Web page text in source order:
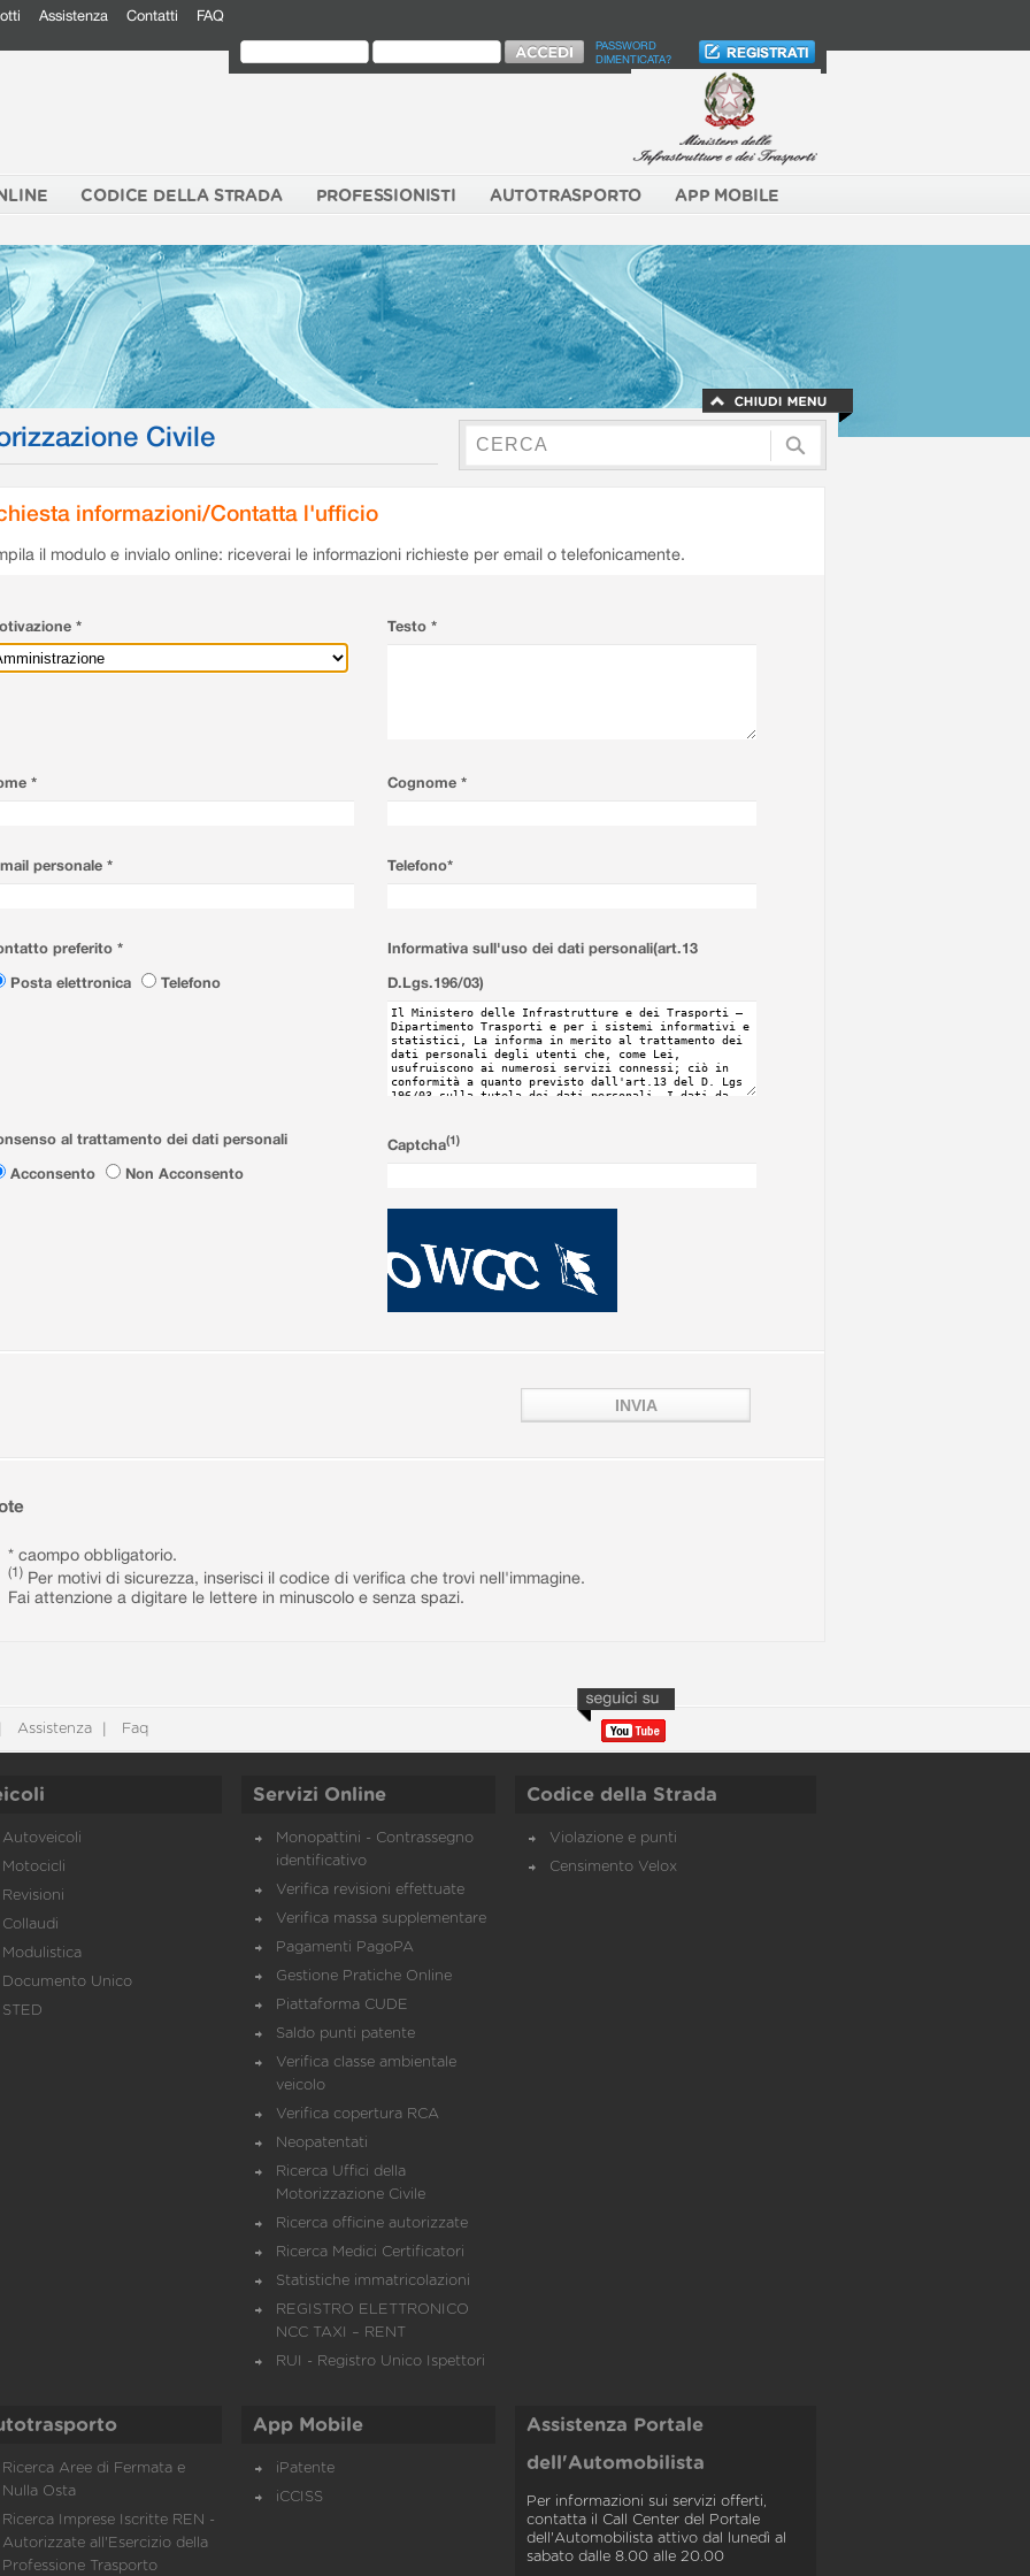
Assistenza Contatti FAQ
PASSWORD
DIMENTICATA?
CODICE DELLA STRADA PROFESSIONISTI AUTOTRASPORTO APP MOBILE
Civile
informazioni/Contatta l'ufficio
il modulo e invialo online: riceverai le informazioni richieste per email o telefonicamente.
* Testo *
* Cognome *
personale * Telefono*
preferito *
Posta elettronica
Telefono
Informativa sull'uso dei dati personali(art.13
D.Lgs.196/03)
al trattamento dei dati personali
Acconsento
Non Acconsento
Captcha(1)
* caompo obbligatorio.
(1) Per motivi di sicurezza, inserisci il codice di verifica che trovi nell'immagine.
Fai attenzione a digitare le lettere in minuscolo e senza spazi.
Assistenza Faq
Autoveicoli
Motocicli
Revisioni
Collaudi
Modulistica
Documento Unico
STED
Servizi Online
Monopattini - Contrassegno
identificativo
Verifica revisioni effettuate
Verifica massa supplementare
Pagamenti PagoPA
Gestione Pratiche Online
Piattaforma CUDE
Saldo punti patente
Verifica classe ambientale
veicolo
Verifica copertura RCA
Neopatentati
Ricerca Uffici della
Motorizzazione Civile
Ricerca officine autorizzate
Ricerca Medici Certificatori
Statistiche immatricolazioni
REGISTRO ELETTRONICO
NCC TAXI – RENT
RUI - Registro Unico Ispettori
Codice della Strada
Violazione e punti
Censimento Velox
Ricerca Aree di Fermata e
Nulla Osta
Ricerca Imprese Iscritte REN -
Autorizzate all'Esercizio della
Professione Trasporto
App Mobile
iPatente
iCCISS
Assistenza Portale
dell'Automobilista
Per informazioni sui servizi offerti,
contatta il Call Center del Portale
dell'Automobilista attivo dal lunedì al
sabato dalle 8.00 alle 20.00